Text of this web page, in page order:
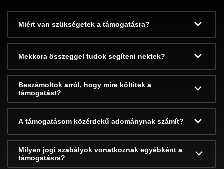
Miért van szükségetek a támogatásra?
Mekkora összeggel tudok segíteni nektek?
Beszámoltok arról, hogy mire költitek a
támogatást?
A támogatásom közérdekű adománynak számít?
Milyen jogi szabályok vonatkoznak egyébként a
támogatásra?